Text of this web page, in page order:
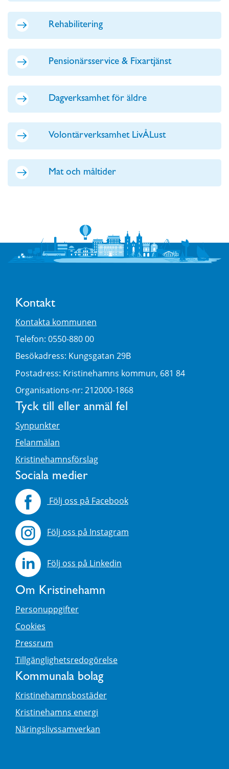
Rehabilitering
Pensionärsservice & Fixartjänst
Dagverksamhet för äldre
Volontärverksamhet LivÅLust
Mat och måltider
Kontakt
Kontakta kommunen
Telefon: 0550-880 00
Besökadress: Kungsgatan 29B
Postadress: Kristinehamns kommun, 681 84
Organisations-nr: 212000-1868
Tyck till eller anmäl fel
Synpunkter
Felanmälan
Kristinehamnsförslag
Sociala medier
Följ oss på Facebook
Följ oss på Instagram
Följ oss på Linkedin
Om Kristinehamn
Personuppgifter
Cookies
Pressrum
Tillgänglighetsredogörelse
Kommunala bolag
Kristinehamnsbostäder
Kristinehamns energi
Näringslivssamverkan